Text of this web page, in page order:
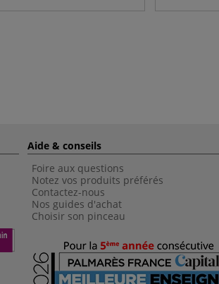
Aide & conseils
Foire aux questions
Notez vos produits préférés
Contactez-nous
Nos guides d'achat
Choisir son pinceau